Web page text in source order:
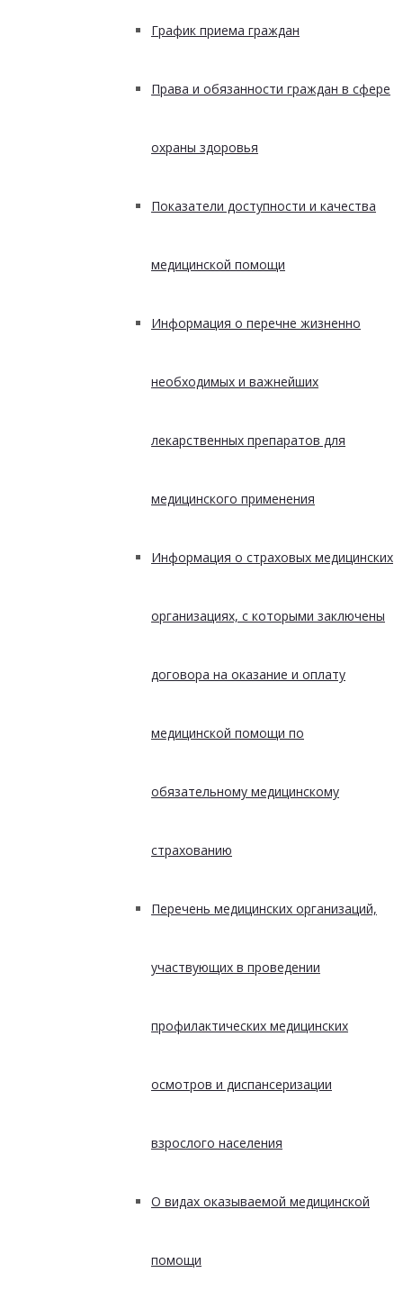
График приема граждан
Права и обязанности граждан в сфере
охраны здоровья
Показатели доступности и качества
медицинской помощи
Информация о перечне жизненно
необходимых и важнейших
лекарственных препаратов для
медицинского применения
Информация о страховых медицинских
организациях, с которыми заключены
договора на оказание и оплату
медицинской помощи по
обязательному медицинскому
страхованию
Перечень медицинских организаций,
участвующих в проведении
профилактических медицинских
осмотров и диспансеризации
взрослого населения
О видах оказываемой медицинской
помощи